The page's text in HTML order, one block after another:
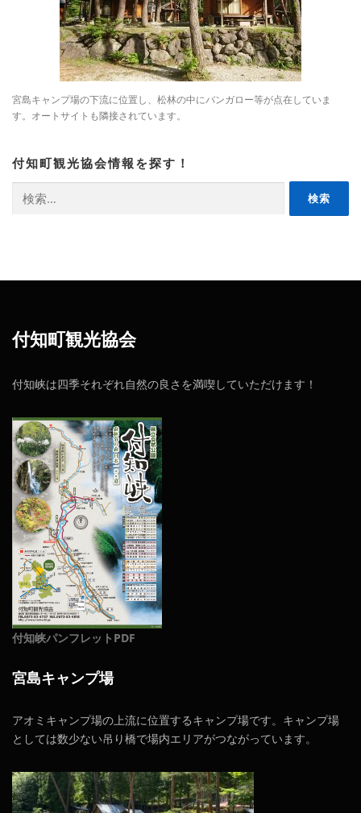
宮島キャンプ場の下流に位置し、松林の中にバンガロー等が点在していま
す。オートサイトも隣接されています。
付知町観光協会情報を探す！
索:
付知町観光協会
付知峡は四季それぞれ自然の良さを満喫していただけます！
付知峡パンフレットPDF
宮島キャンプ場
アオミキャンプ場の上流に位置するキャンプ場です。キャンプ場
としては数少ない吊り橋で場内エリアがつながっています。